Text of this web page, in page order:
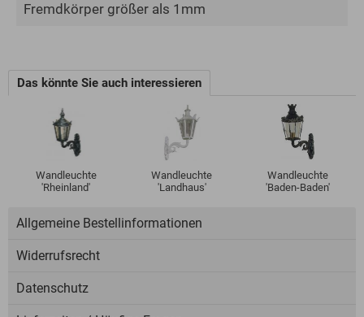
Fremdkörper größer als 1mm
Das könnte Sie auch interessieren
Wandleuchte
'Rheinland'
Wandleuchte
'Landhaus'
Wandleuchte
'Baden-Baden'
Allgemeine Bestellinformationen
Widerrufsrecht
Datenschutz